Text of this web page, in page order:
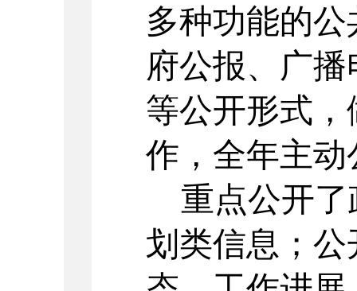
多种功能的
府公报、广
等公开形式
作，全年主
重点公开
划类信息；